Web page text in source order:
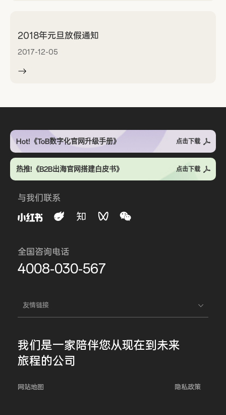
2018年元旦放假通知
2017-12-05
Hot!《ToB数字化官网升级手册》 点击下载
热推!《B2B出海官网搭建白皮书》 点击下载
与我们联系
全国咨询电话
4008-030-567
友情链接
我们是一家陪伴您从现在到未来
旅程的公司
网站地图 隐私政策